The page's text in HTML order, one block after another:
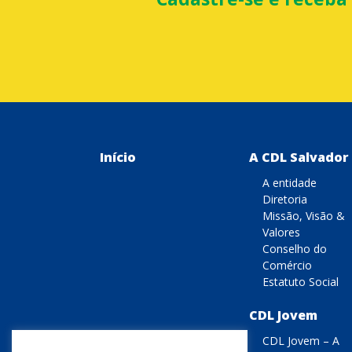
Início A CDL Salvador
A entidade
Diretoria
Missão, Visão &
Valores
Conselho do
Comércio
Estatuto Social
CDL Jovem
CDL Jovem – A